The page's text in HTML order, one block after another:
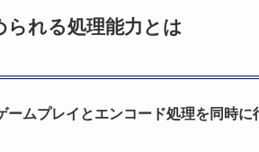
れる処理能力とは
ームプレイとエンコード処理を同時